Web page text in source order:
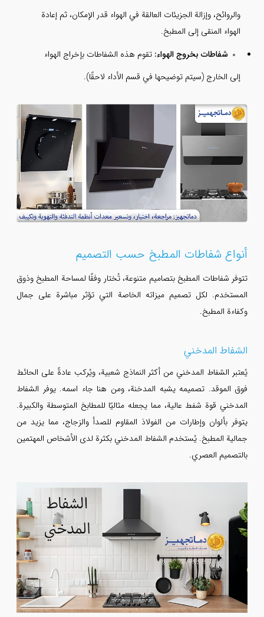
والروائح، وإزالة الجزيئات العالقة في الهواء قدر الإمكان، ثم إعادة
الهواء المنقى إلى المطبخ.
شفاطات بخروج الهواء: تقوم هذه الشفاطات بإخراج الهواء
إلى الخارج (سيتم توضيحها في قسم الأداء لاحقًا).
أنواع شفاطات المطبخ حسب التصميم
تتوفر شفاطات المطبخ بتصاميم متنوعة، تُختار وفقًا لمساحة المطبخ وذوق
المستخدم. لكل تصميم ميزاته الخاصة التي تؤثر مباشرة على جمال
وكفاءة المطبخ.
الشفاط المدخني
يُعتبر الشفاط المدخني من أكثر النماذج شعبية، ويُركب عادةً على الحائط
فوق الموقد. تصميمه يشبه المدخنة، ومن هنا جاء اسمه. يوفر الشفاط
المدخني قوة شفط عالية، مما يجعله مثاليًا للمطابخ المتوسطة والكبيرة.
يتوفر بألوان وإطارات من الفولاذ المقاوم للصدأ والزجاج، مما يزيد من
جمالية المطبخ. يُستخدم الشفاط المدخني بكثرة لدى الأشخاص المهتمين
بالتصميم العصري.